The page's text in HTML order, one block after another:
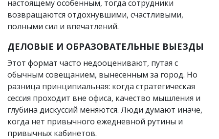
настоящему особенным, тогда сотрудники
возвращаются отдохнувшими, счастливыми,
полными сил и впечатлений.
ДЕЛОВЫЕ И ОБРАЗОВАТЕЛЬНЫЕ ВЫЕЗДЫ
Этот формат часто недооценивают, путая с
обычным совещанием, вынесенным за город. Но
разница принципиальная: когда стратегическая
сессия проходит вне офиса, качество мышления и
глубина дискуссий меняются. Люди думают иначе,
когда нет привычного ежедневной рутины и
привычных кабинетов.